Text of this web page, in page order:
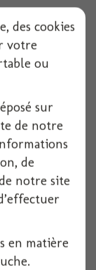
des cookies
votre
ou
sur
de notre
de
notre site
en matière